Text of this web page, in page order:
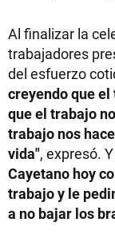
Al finalizar la
trabajadores
del esfuerzo
creyendo que
que el trabajo
trabajo nos
vida", expresó.
Cayetano hoy
trabajo y le
a no bajar los